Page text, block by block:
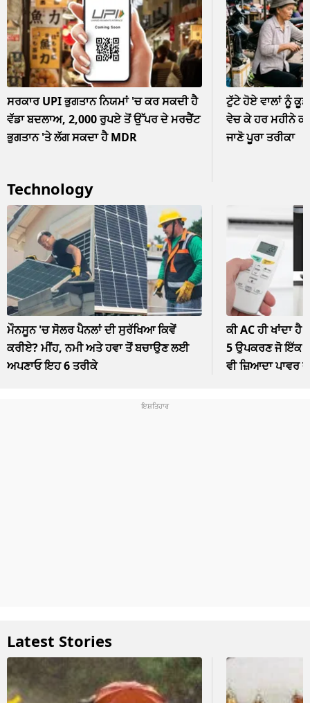
ਸਰਕਾਰ UPI ਭੁਗਤਾਨ ਨਿਯਮਾਂ 'ਚ ਕਰ ਸਕਦੀ ਹੈ
ਵੱਡਾ ਬਦਲਾਅ, 2,000 ਰੁਪਏ ਤੋਂ ਉੱਪਰ ਦੇ ਮਰਚੈਂਟ
ਭੁਗਤਾਨ 'ਤੇ ਲੱਗ ਸਕਦਾ ਹੈ MDR
ਟੁੱਟੇ ਹੋਏ ਵਾਲਾਂ ਨੂੰ
ਵੇਚ ਕੇ ਹਰ ਮਹੀਨੇ
ਜਾਣੋ ਪੂਰਾ ਤਰੀਕਾ
Technology
ਮੌਨਸੂਨ 'ਚ ਸੋਲਰ ਪੈਨਲਾਂ ਦੀ ਸੁਰੱਖਿਆ ਕਿਵੇਂ
ਕਰੀਏ? ਮੀਂਹ, ਨਮੀ ਅਤੇ ਹਵਾ ਤੋਂ ਬਚਾਉਣ ਲਈ
ਅਪਣਾਓ ਇਹ 6 ਤਰੀਕੇ
ਕੀ AC ਹੀ ਖਾਂਦਾ
5 ਉਪਕਰਣ ਜੋ ਇੱਕ
ਵੀ ਜ਼ਿਆਦਾ ਪਾਵਰ
Latest Stories